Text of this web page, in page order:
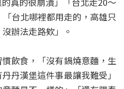
台北哪裡都用走的，高雄只
辦法走路欸」。
飲食，「沒有鍋燒意麵，生
丹漢堡這件事最讓我難受」